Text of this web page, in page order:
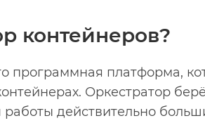
контейнеров?
программная платформа,
Оркестратор
действительно